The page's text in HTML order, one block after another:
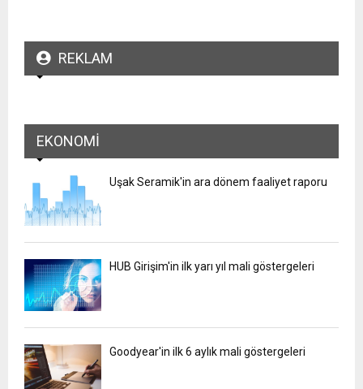
REKLAM
EKONOMI
Uşak Seramik'in ara dönem faaliyet raporu
HUB Girişim'in ilk yarı yıl mali göstergeleri
Goodyear'in ilk 6 aylık mali göstergeleri